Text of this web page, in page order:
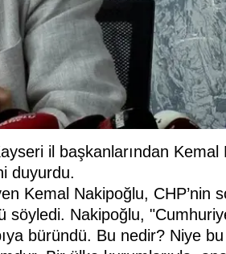
il başkanlarından Kemal
duyurdu.
Kemal Nakipoğlu, CHP’nin
söyledi. Nakipoğlu,
büründü. Bu nedir? Niye